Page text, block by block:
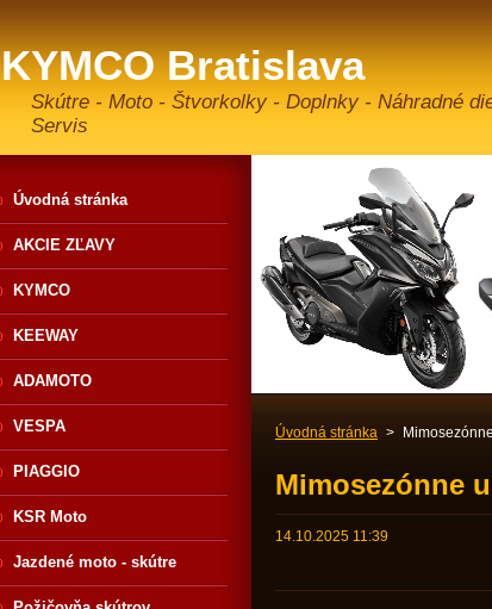
KYMCO Bratislava
Skútre - Moto - Štvorkolky - Doplnky - Náhradné
Servis
Úvodná stránka >
Mimosezónne
14.10.2025 11:39
Úvodná stránka
AKCIE ZĽAVY
KYMCO
KEEWAY
ADAMOTO
VESPA
PIAGGIO
KSR Moto
Jazdené moto - skútre